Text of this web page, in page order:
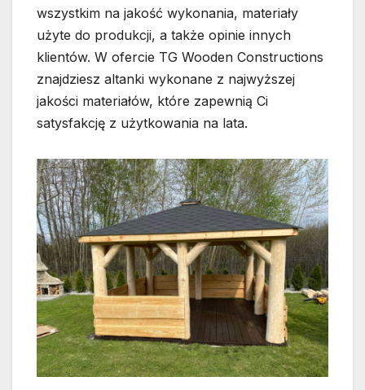
wszystkim na jakość wykonania, materiały
użyte do produkcji, a także opinie innych
klientów. W ofercie TG Wooden Constructions
znajdziesz altanki wykonane z najwyższej
jakości materiałów, które zapewnią Ci
satysfakcję z użytkowania na lata.